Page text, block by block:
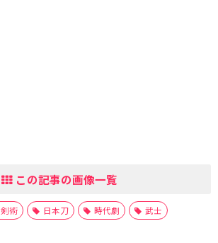
この記事の画像一覧
剣術 日本刀 時代劇 武士